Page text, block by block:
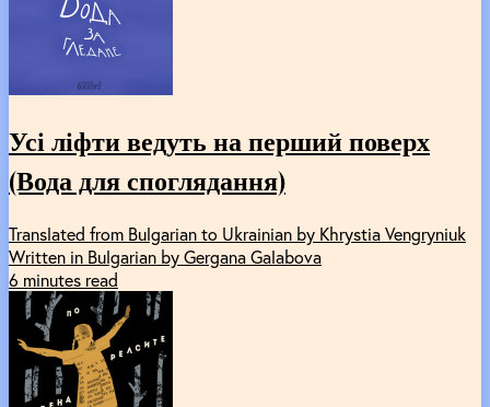
Усі ліфти ведуть на перший поверх
(Вода для споглядання)
Translated from Bulgarian to Ukrainian by Khrystia Vengryniuk
Written in Bulgarian by Gergana Galabova
6 minutes read